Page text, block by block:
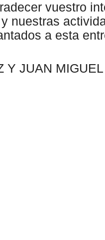
vuestro
nuestras
a esta